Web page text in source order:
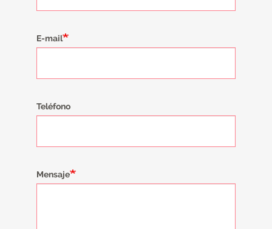
E-mail
Teléfono
Mensaje